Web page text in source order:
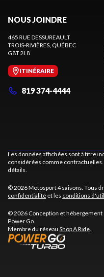
NOUS JOINDRE
465 RUE DESSUREAULT
TROIS-RIVIÈRES, QUÉBEC
G8T 2L8
ITINÉRAIRE
819 374-4444
Les données affichées sont à titre
considérées comme
détails.
© 2026 Motosport 4 saisons. Tous
confidentialité et les conditions
© 2026 Conception et hébergement
Power Go.
Membre du réseau Shop A Ride.